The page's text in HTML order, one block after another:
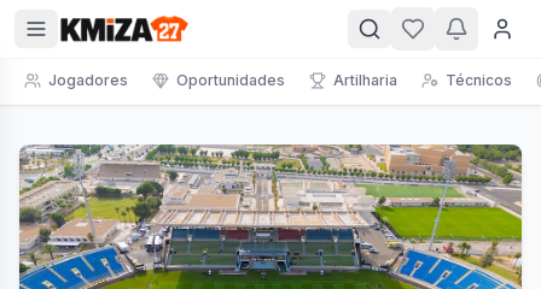
Jogadores Oportunidades Artilharia Técnicos